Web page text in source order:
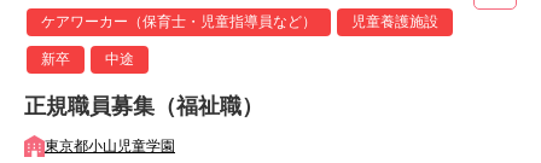
ケアワーカー（保育士・児童指導員など） 児童養護施設
新卒 中途
正規職員募集（福祉職）
東京都小山児童学園